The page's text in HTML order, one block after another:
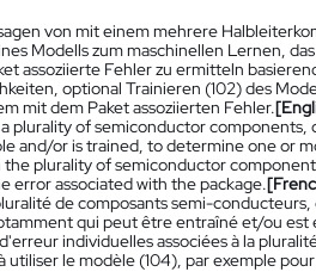
von mit einem mehrere
Modells zum maschinellen Lernen,
assoziierte Fehler zu ermitteln
optional Trainieren (102) des
mit dem Paket assoziierten Fehler.
plurality of semiconductor
and/or is trained, to determine one or
plurality of semiconductor
error associated with the package.
de composants semi-
qui peut être entraîné et/ou est
individuelles associées à la
utiliser le modèle (104), par exemple